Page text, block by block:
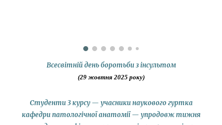
Всесвітній день боротьби з інсультом
(29 жовтня 2025 року)
Студенти 3 курсу — учасники наукового гуртка
кафедри патологічної анатомії — упродовж тижня